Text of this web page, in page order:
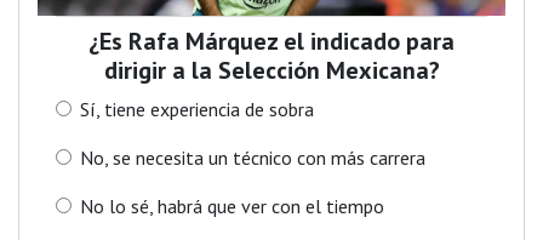
¿Es Rafa Márquez el indicado para
dirigir a la Selección Mexicana?
Sí, tiene experiencia de sobra
No, se necesita un técnico con más carrera
No lo sé, habrá que ver con el tiempo